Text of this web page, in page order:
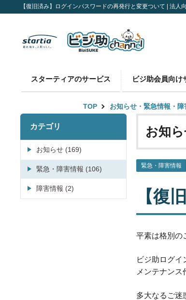
【復旧済み】ログインパスワードの再発行と変更ついて | 法人
スターティアのサービス ビジ助会員向け
TOP お知らせ・緊急情報・障
お知
緊急・障害情報
【復
平素は格別の
ビジ助ログ
メンテナンス
多大なるご迷
カテゴリ
お知らせ (169)
緊急・障害情報 (106)
障害情報 (2)